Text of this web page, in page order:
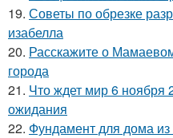
19. Советы по обрезке
изабелла
20. Расскажите о
города
21. Что ждет мир 6 ноября
ожидания
22. Фундамент для дома